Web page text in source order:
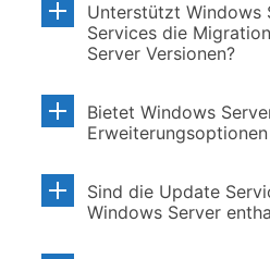
Unterstützt Windows
Services die
Server Versionen?
Bietet Windows
Sind die Update
Windows Server